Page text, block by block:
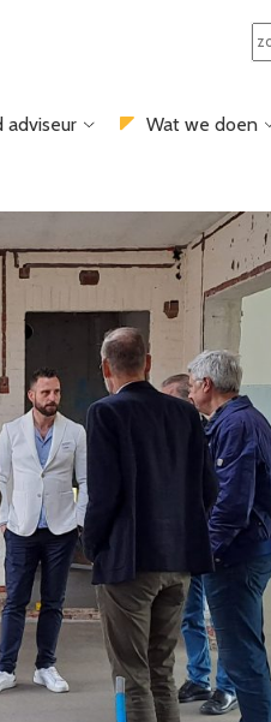
adviseur Wat we doen